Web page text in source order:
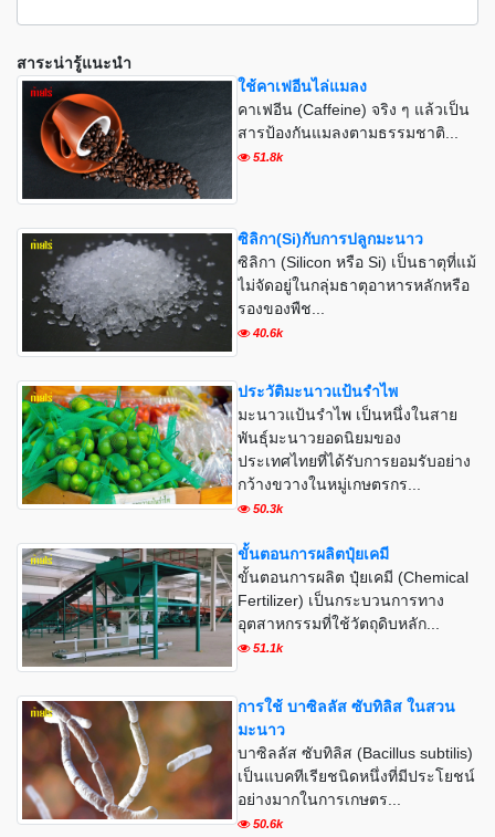
สาระน่ารู้แนะนำ
ใช้คาเฟอีนไล่แมลง
คาเฟอีน (Caffeine) จริง ๆ แล้วเป็น
สารป้องกันแมลงตามธรรมชาติ...
51.8k
ซิลิกา(Si)กับการปลูกมะนาว
ซิลิกา (Silicon หรือ Si) เป็นธาตุที่แม้
ไม่จัดอยู่ในกลุ่มธาตุอาหารหลักหรือ
รองของพืช...
40.6k
ประวัติมะนาวแป้นรำไพ
มะนาวแป้นรำไพ เป็นหนึ่งในสาย
พันธุ์มะนาวยอดนิยมของ
ประเทศไทยที่ได้รับการยอมรับอย่าง
กว้างขวางในหมู่เกษตรกร...
50.3k
ขั้นตอนการผลิตปุ๋ยเคมี
ขั้นตอนการผลิต ปุ๋ยเคมี (Chemical
Fertilizer) เป็นกระบวนการทาง
อุตสาหกรรมที่ใช้วัตถุดิบหลัก...
51.1k
การใช้ บาซิลลัส ซับทิลิส ในสวน
มะนาว
บาซิลลัส ซับทิลิส (Bacillus subtilis)
เป็นแบคทีเรียชนิดหนึ่งที่มีประโยชน์
อย่างมากในการเกษตร...
50.6k